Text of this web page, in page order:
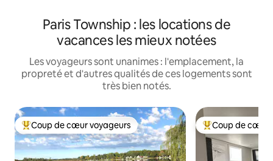
Paris Township : les locations de
vacances les mieux notées
Les voyageurs sont unanimes : l'emplacement, la
propreté et d'autres qualités de ces logements sont
très bien notés.
Coup de cœur voyageurs parmi les plus aimés
Coup de cœur voyageurs Coup de cœur
Coup de cœur